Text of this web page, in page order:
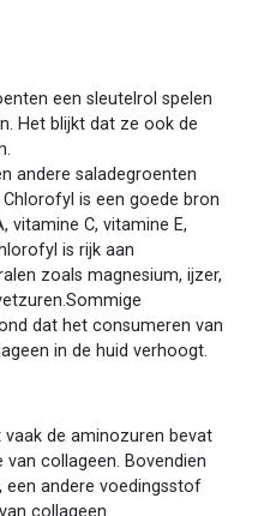
een sleutelrol spelen
Het blijkt dat ze ook de
andere saladegroenten
is een goede bron
vitamine C, vitamine E,
is rijk aan
zoals magnesium, ijzer,
dat het consumeren van
in de huid verhoogt.
de aminozuren bevat
collageen. Bovendien
een andere voedingsstof
collageen.